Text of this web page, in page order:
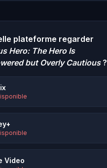
plateforme regarder
Hero: The Hero Is
but Overly Cautious?
Video